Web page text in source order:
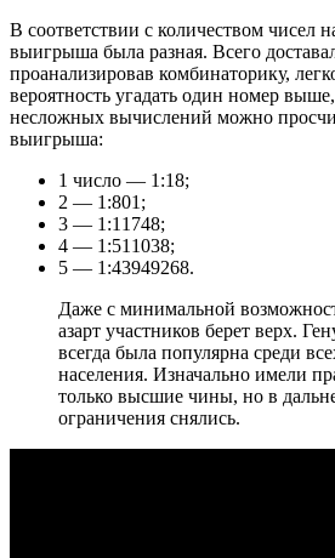
В соответствии с количеством чисел
выигрыша была разная. Всего
проанализировав комбинаторику,
вероятность угадать один номер
несложных вычислений можно
выигрыша:
1 число — 1:18;
2 — 1:801;
3 — 1:11748;
4 — 1:511038;
5 — 1:43949268.
Даже с минимальной
азарт участников берет верх.
всегда была популярна среди
населения. Изначально имели
только высшие чины, но в
ограничения снялись.